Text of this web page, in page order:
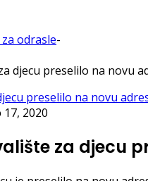
odrasle-
djecu preselilo na novu
17, 2020
za djecu